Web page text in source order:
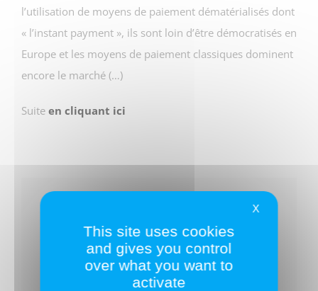
l’utilisation de moyens de paiement dématérialisés dont
« l’instant payment », ils sont loin d’être démocratisés en
Europe et les moyens de paiement classiques dominent
encore le marché (…)
Suite en cliquant ici
FacebookTwitter LinkedIn
X
This site uses cookies
and gives you control
over what you want to
activate